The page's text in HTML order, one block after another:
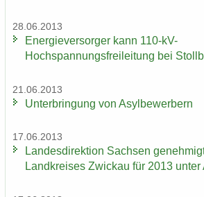
28.06.2013
En­er­gie­ver­sor­ger kann 110-​kV-
Hochspannungsfreileitung bei
21.06.2013
Un­ter­brin­gung von Asyl­be­wer­bern
17.06.2013
Lan­des­di­rek­ti­on Sach­sen
Land­krei­ses Zwi­ckau für 2013 unter